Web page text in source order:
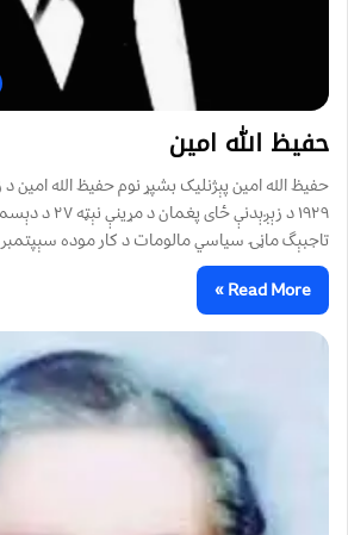
حفيظ الله امين
تاجبېگ ماڼۍ سياسي مالومات د کار موده سېپتمبر ١٩٧٩ – ډېسمبر
Read More »